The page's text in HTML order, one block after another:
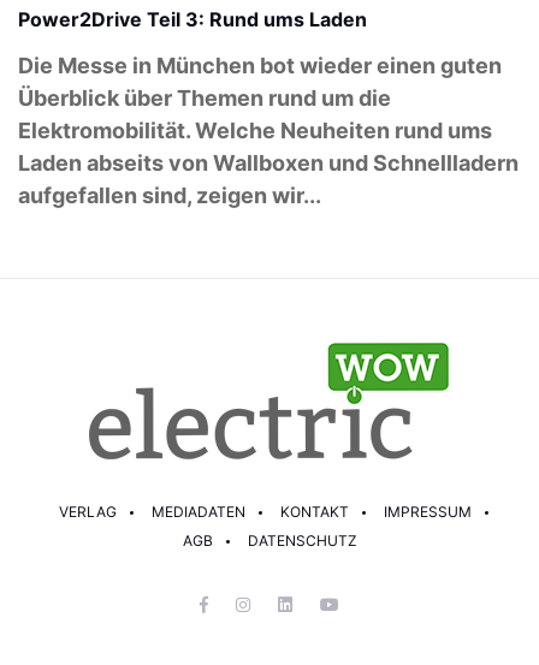
Power2Drive Teil 3: Rund ums Laden
Die Messe in München bot wieder einen guten
Überblick über Themen rund um die
Elektromobilität. Welche Neuheiten rund ums
Laden abseits von Wallboxen und Schnellladern
aufgefallen sind, zeigen wir...
VERLAG MEDIADATEN KONTAKT
IMPRESSUM
AGB
DATENSCHUTZ